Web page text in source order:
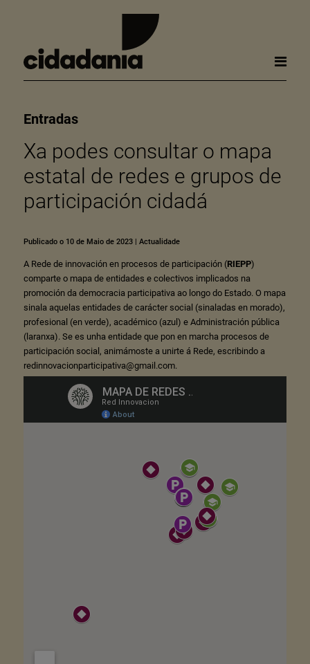
Entradas
Xa podes consultar o mapa
estatal de redes e grupos de
participación cidadá
Publicado o 10 de Maio de 2023| Actualidade
A Rede de innovación en procesos de participación (RIEPP)
comparte o mapa de entidades e colectivos implicados na
promoción da democracia participativa ao longo do Estado. O mapa
sinala aquelas entidades de carácter social (sinaladas en morado),
profesional (en verde), académico (azul) e Administración pública
(laranxa). Se es unha entidade que pon en marcha procesos de
participación social, animámoste a unirte á Rede, escribindo a
redinnovacionparticipativa@gmail.com.